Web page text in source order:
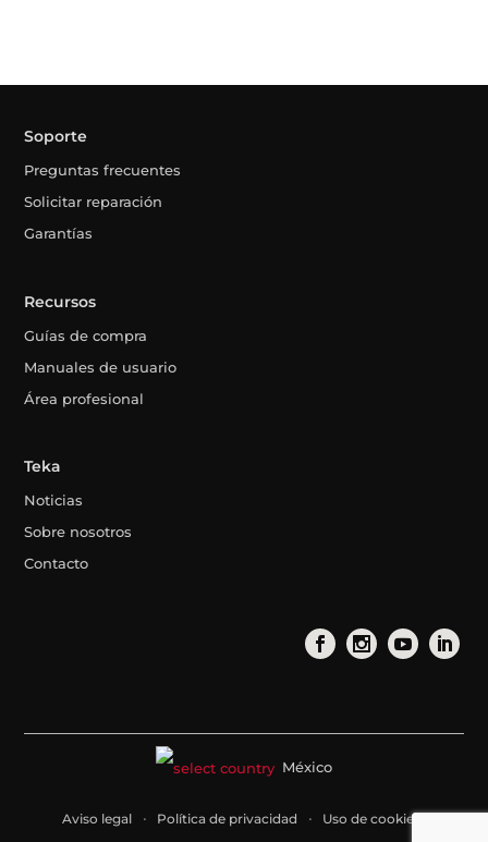
Soporte
Preguntas frecuentes
Solicitar reparación
Garantías
Recursos
Guías de compra
Manuales de usuario
Área profesional
Teka
Noticias
Sobre nosotros
Contacto
México
Aviso legal Política de privacidad Uso de cookies